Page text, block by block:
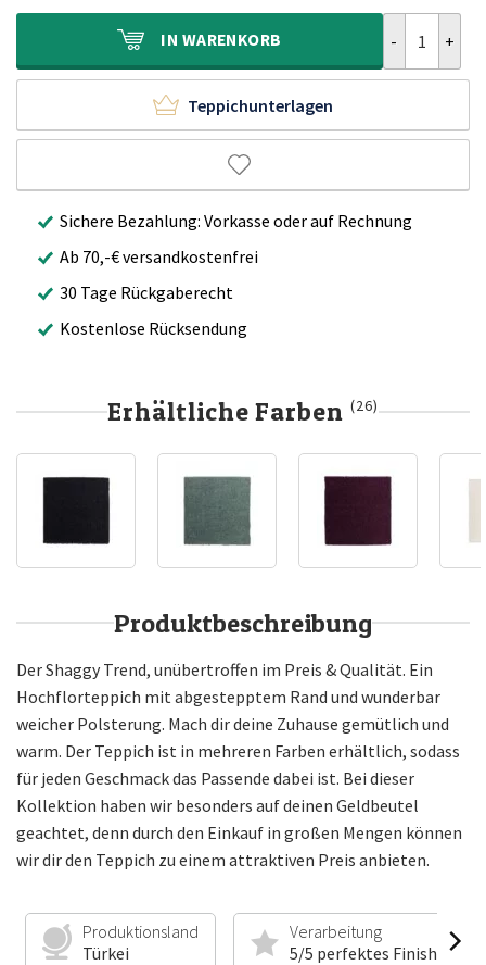
IN WARENKORB
Teppichunterlagen
Sichere Bezahlung: Vorkasse oder auf Rechnung
Ab 70,-€ versandkostenfrei
30 Tage Rückgaberecht
Kostenlose Rücksendung
Erhältliche Farben(26)
Produktbeschreibung
Der Shaggy Trend, unübertroffen im Preis & Qualität. Ein
Hochflorteppich mit abgestepptem Rand und wunderbar
weicher Polsterung. Mach dir deine Zuhause gemütlich und
warm. Der Teppich ist in mehreren Farben erhältlich, sodass
für jeden Geschmack das Passende dabei ist. Bei dieser
Kollektion haben wir besonders auf deinen Geldbeutel
geachtet, denn durch den Einkauf in großen Mengen können
wir dir den Teppich zu einem attraktiven Preis anbieten.
Produktionsland
Türkei
Verarbeitung
5/5 perfektes Finish